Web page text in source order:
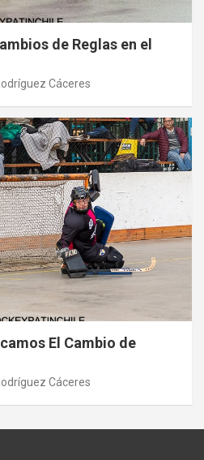
de Reglas en el
Cáceres
El Cambio de
Cáceres